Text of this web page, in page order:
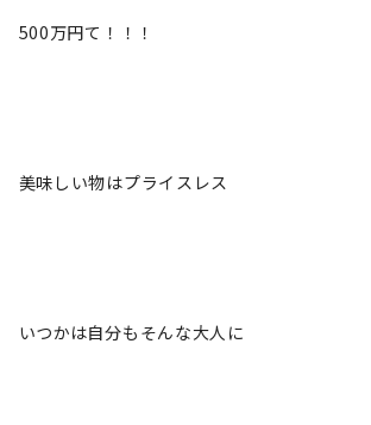
500万円て！！！
美味しい物はプライスレス
いつかは自分もそんな大人に